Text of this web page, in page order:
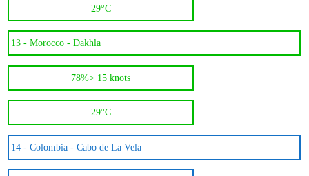
29°C
13 -Morocco - Dakhla
78%> 15 knots
29°C
14 -Colombia - Cabo de La Vela